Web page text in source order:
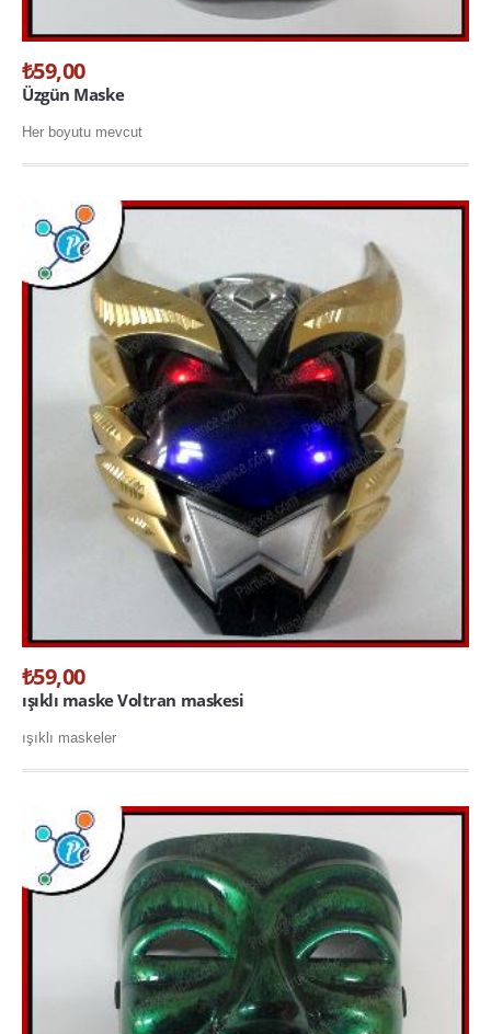
₺59,00
Üzgün Maske
Her boyutu mevcut
₺59,00
ışıklı maske Voltran maskesi
ışıklı maskeler